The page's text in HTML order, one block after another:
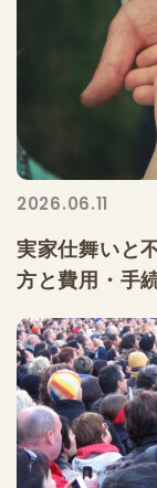
2026.06.11
実家仕舞いと
方と費用・手